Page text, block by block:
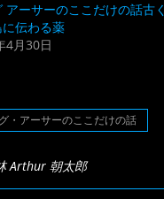
リ
ッ
ク
し
(新
し
ィ
ン
アーサーのここだけの話古く
伝わる薬
4月30日
・アーサーのここだけの話
Arthur 朝太郎